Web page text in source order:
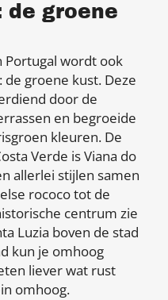
de groene
Portugal wordt ook
groene kust. Deze
door de
en begroeide
kleuren. De
Verde is Viana do
allerlei stijlen samen
rococo tot de
centrum zie
Luzia boven de stad
kun je omhoog
liever wat rust
omhoog.